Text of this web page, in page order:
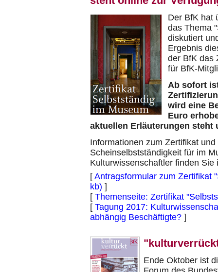
Der BfK hat
das Thema
diskutiert
Ergebnis
der BfK das
für BfK-
Ab sofort
wird eine
Euro
aktuellen Erläuterungen steht
Informationen zum Zertifikat
Scheinselbstständigkeit für im
Kulturwissenschaftler finden
[ Antragsformular zum Zertifikat
kb) ]
[ Themenseite: Zertifikat
[ Tagung 2017:
abhängig Beschäftigte? ]
Ende Oktober ist